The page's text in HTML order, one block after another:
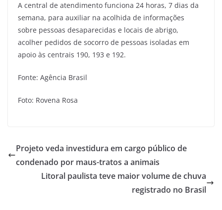
A central de atendimento funciona 24 horas, 7 dias da
semana, para auxiliar na acolhida de informações
sobre pessoas desaparecidas e locais de abrigo,
acolher pedidos de socorro de pessoas isoladas em
apoio às centrais 190, 193 e 192.
Fonte: Agência Brasil
Foto: Rovena Rosa
Projeto veda investidura em cargo público de
condenado por maus-tratos a animais
Litoral paulista teve maior volume de chuva
registrado no Brasil